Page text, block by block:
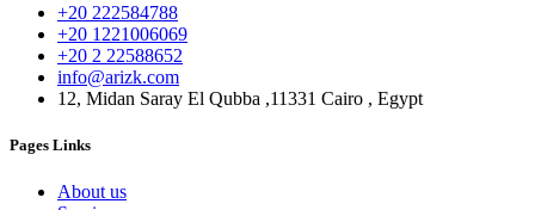
+20 222584788
+20 1221006069
+20 2 22588652
info@arizk.com
12, Midan Saray El Qubba ,11331 Cairo , Egypt
Pages Links
About us